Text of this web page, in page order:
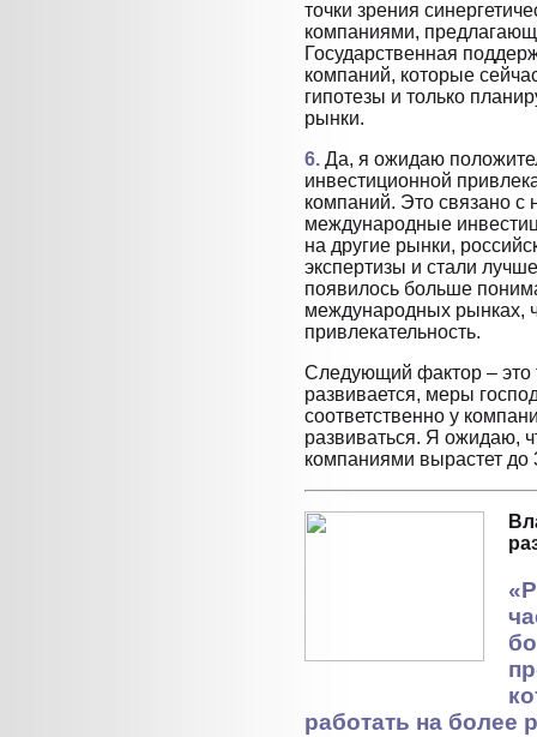
точки зрения
компаниями,
Государственная
компаний, которые
гипотезы и только
рынки.
6. Да, я ожидаю
инвестиционной
компаний. Это связано с
международные
на другие рынки,
экспертизы и стали
появилось больше
международных рынках,
привлекательность.
Следующий фактор – это
развивается, меры
соответственно у
развиваться. Я ожидаю,
компаниями вырастет до
работать на более